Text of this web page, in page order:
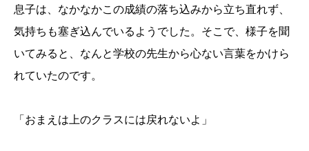
息子は、なかなかこの成績の落ち込みから立ち直れず、
気持ちも塞ぎ込んでいるようでした。そこで、様子を聞
いてみると、なんと学校の先生から心ない言葉をかけら
れていたのです。
「おまえは上のクラスには戻れないよ」